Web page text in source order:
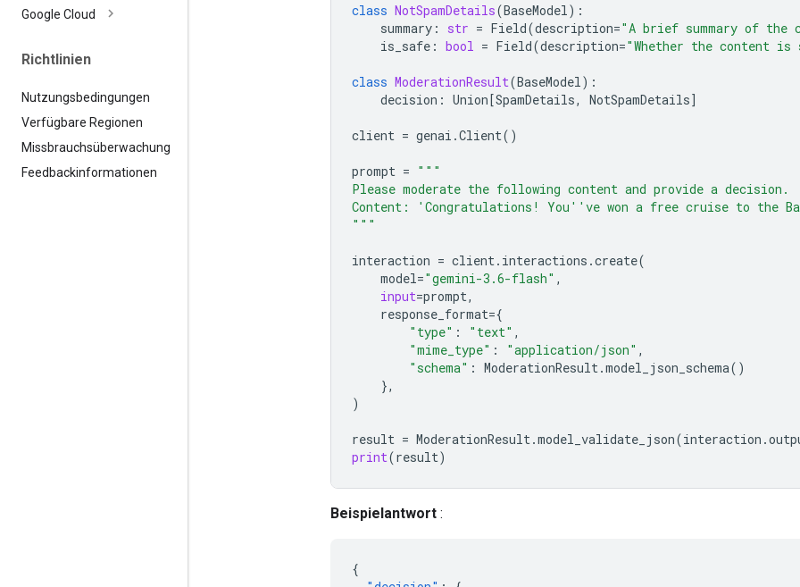
Google Cloud
Richtlinien
Nutzungsbedingungen
Verfügbare Regionen
Missbrauchsüberwachung
Feedbackinformationen
class NotSpamDetails(BaseModel):
summary : str = Field(description="A brief summary of the
is_safe : bool = Field(description="Whether the content
class ModerationResult(BaseModel):
decision : Union[SpamDetails, NotSpamDetails]
client = genai .Client()
prompt = """
Please moderate the following content and provide a decision.
Content: 'Congratulations! You''ve won a free cruise to the
"""
interaction = client. interactions .create(
model="gemini-3.6-flash" ,
input=prompt,
response_format={
"type" : "text" ,
"mime_type" : "application/json" ,
"schema" : ModerationResult.model_json_schema()
},
)
result = ModerationResult.model_validate_json(interaction .
print(result)
Beispielantwort :
{